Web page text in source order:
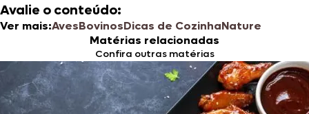
Avalie o conteúdo:
Ver mais:AvesBovinosDicas de CozinhaNature
Matérias relacionadas
Confira outras matérias